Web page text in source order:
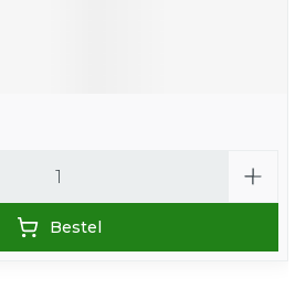
Bestel